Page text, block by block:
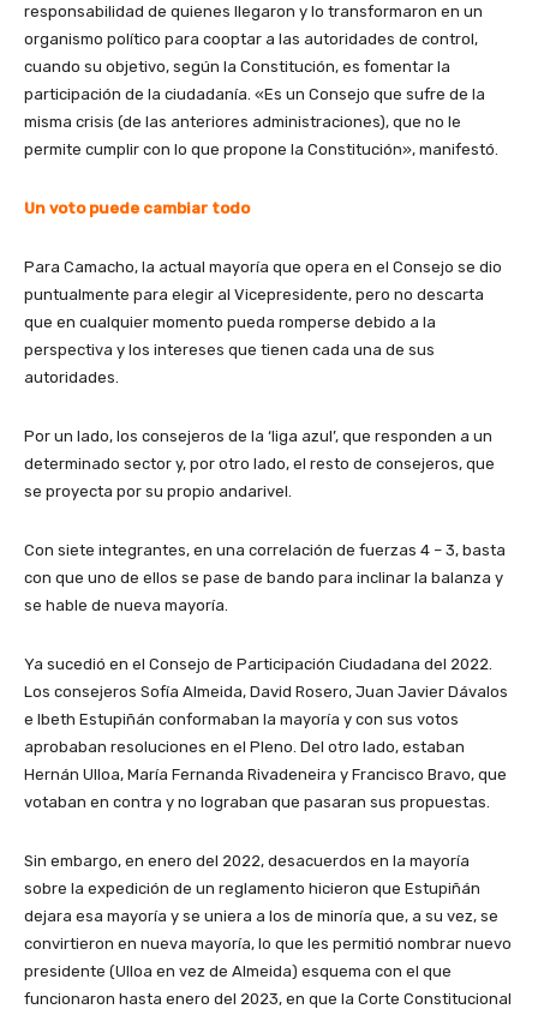
responsabilidad de quienes llegaron y lo transformaron en un
organismo político para cooptar a las autoridades de control,
cuando su objetivo, según la Constitución, es fomentar la
participación de la ciudadanía. «Es un Consejo que sufre de la
misma crisis (de las anteriores administraciones), que no le
permite cumplir con lo que propone la Constitución», manifestó.
Un voto puede cambiar todo
Para Camacho, la actual mayoría que opera en el Consejo se dio
puntualmente para elegir al Vicepresidente, pero no descarta
que en cualquier momento pueda romperse debido a la
perspectiva y los intereses que tienen cada una de sus
autoridades.
Por un lado, los consejeros de la ‘liga azul’, que responden a un
determinado sector y, por otro lado, el resto de consejeros, que
se proyecta por su propio andarivel.
Con siete integrantes, en una correlación de fuerzas 4 – 3, basta
con que uno de ellos se pase de bando para inclinar la balanza y
se hable de nueva mayoría.
Ya sucedió en el Consejo de Participación Ciudadana del 2022.
Los consejeros Sofía Almeida, David Rosero, Juan Javier Dávalos
e Ibeth Estupiñán conformaban la mayoría y con sus votos
aprobaban resoluciones en el Pleno. Del otro lado, estaban
Hernán Ulloa, María Fernanda Rivadeneira y Francisco Bravo, que
votaban en contra y no lograban que pasaran sus propuestas.
Sin embargo, en enero del 2022, desacuerdos en la mayoría
sobre la expedición de un reglamento hicieron que Estupiñán
dejara esa mayoría y se uniera a los de minoría que, a su vez, se
convirtieron en nueva mayoría, lo que les permitió nombrar nuevo
presidente (Ulloa en vez de Almeida) esquema con el que
funcionaron hasta enero del 2023, en que la Corte Constitucional